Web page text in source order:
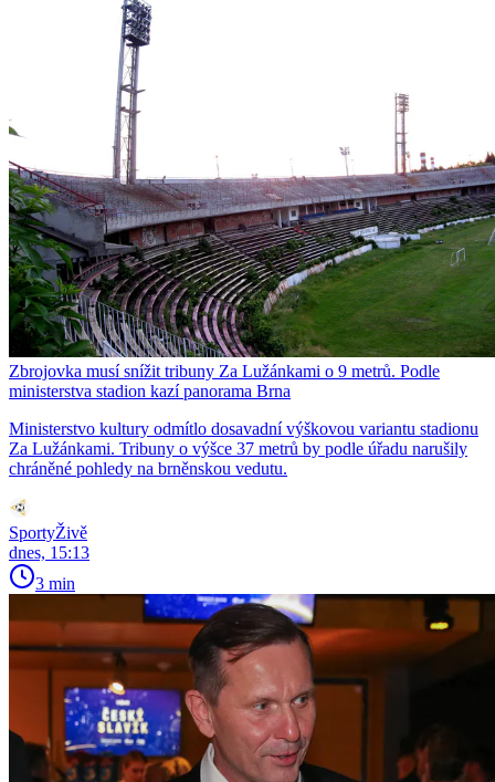
Zbrojovka musí snížit tribuny Za Lužánkami o 9 metrů. Podle
ministerstva stadion kazí panorama Brna
Ministerstvo kultury odmítlo dosavadní výškovou variantu stadionu
Za Lužánkami. Tribuny o výšce 37 metrů by podle úřadu narušily
chráněné pohledy na brněnskou vedutu.
SportyŽivě
dnes, 15:13
3 min